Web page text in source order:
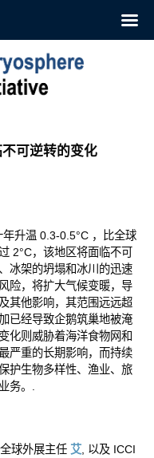
可逆转的变化
升温 0.3-0.5°C ，比全球
2°C，该地区将面临不可
冰架的坍塌和冰川的迅速
险，将扩大气候变暖，导
其他影响，其范围远远超
已经导致企鹅筑巢地被淹
化则威胁着海洋食物网和
严重的长期影响，而持续
护生物多样性、渔业、旅
务。.
, 全球外展主任 艾 , 以及 ICCI